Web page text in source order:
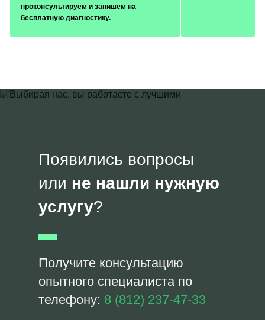
проконсультируем и запишем на
бесплатную диагностику.
Появились вопросы
или не нашли нужную
услугу?
Получите консультацию
опытного специалиста по
телефону: 8 (812) 237-47-33